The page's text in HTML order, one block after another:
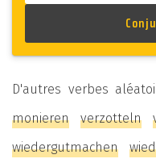
D'autres verbes
monieren
verzotteln
wiedergutmachen